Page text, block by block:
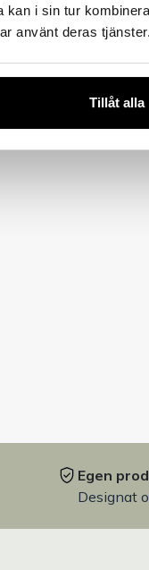
i sin tur
använt deras tjänster.
Tillåt alla
produkter
Egen
Designat